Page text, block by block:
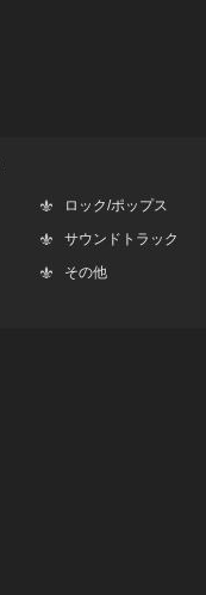
ロック/ポップス
サウンドトラック
その他